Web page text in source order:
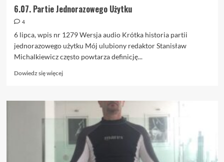
6.07. Partie Jednorazowego Użytku
4
6 lipca, wpis nr 1279 Wersja audio Krótka historia partii
jednorazowego użytku Mój ulubiony redaktor Stanisław
Michalkiewicz często powtarza definicję...
Dowiedz się więcejDowiedz
o
6.07.
Partie
Jednorazowego
Użytku